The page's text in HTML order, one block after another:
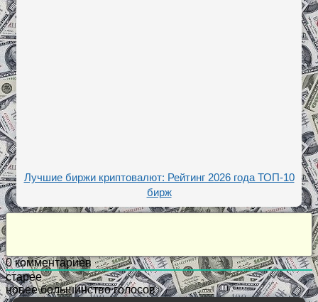
Лучшие биржи криптовалют: Рейтинг 2026 года ТОП-10
бирж
0комментариев
старее
новее большинство голосов